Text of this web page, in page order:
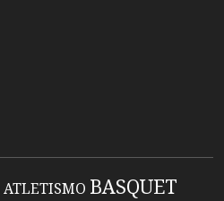
ATLETISMO BASQUET